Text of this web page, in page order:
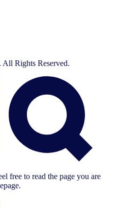
Rights Reserved.
free to read the page you are